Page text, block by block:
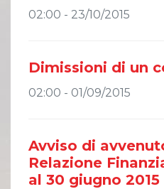
02:00 - 23/10/2015
Dimissioni di un
02:00 - 01/09/2015
Avviso di
Relazione
al 30 giugno 2015